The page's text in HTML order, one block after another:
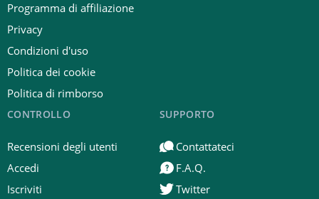
Programma di affiliazione
Privacy
Condizioni d'uso
Politica dei cookie
Politica di rimborso
CONTROLLO
Recensioni degli utenti
Accedi
Iscriviti
SUPPORTO
Contattateci
F.A.Q.
Twitter